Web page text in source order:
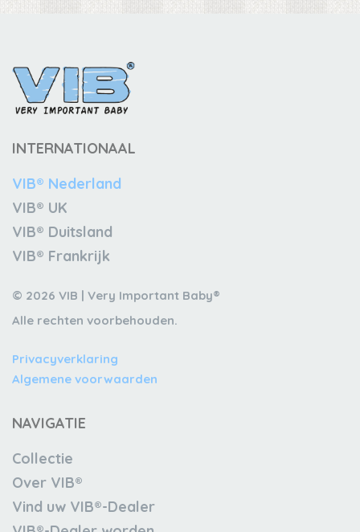
INTERNATIONAAL
VIB® Nederland
VIB® UK
VIB® Duitsland
VIB® Frankrijk
© 2026 VIB | Very Important Baby®
Alle rechten voorbehouden.
Privacyverklaring
Algemene voorwaarden
NAVIGATIE
Collectie
Over VIB®
Vind uw VIB®-Dealer